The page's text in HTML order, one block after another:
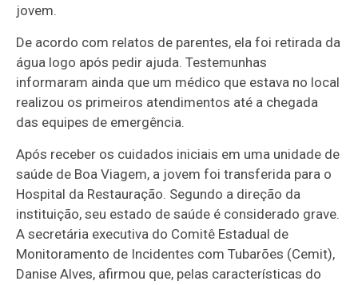
jovem.
De acordo com relatos de parentes, ela foi retirada da
água logo após pedir ajuda. Testemunhas
informaram ainda que um médico que estava no local
realizou os primeiros atendimentos até a chegada
das equipes de emergência.
Após receber os cuidados iniciais em uma unidade de
saúde de Boa Viagem, a jovem foi transferida para o
Hospital da Restauração. Segundo a direção da
instituição, seu estado de saúde é considerado grave.
A secretária executiva do Comitê Estadual de
Monitoramento de Incidentes com Tubarões (Cemit),
Danise Alves, afirmou que, pelas características do